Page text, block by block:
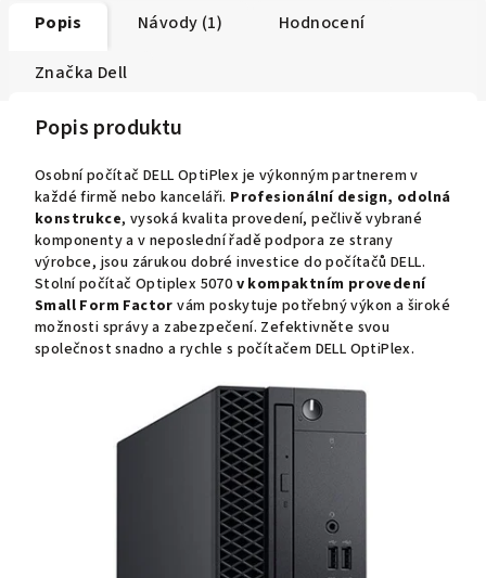
Popis Návody (1) Hodnocení
Značka Dell
Popis produktu
Osobní počítač DELL OptiPlex je výkonným partnerem v
každé firmě nebo kanceláři. Profesionální design, odolná
konstrukce, vysoká kvalita provedení, pečlivě vybrané
komponenty a v neposlední řadě podpora ze strany
výrobce, jsou zárukou dobré investice do počítačů DELL.
Stolní počítač Optiplex 5070 v kompaktním provedení
Small Form Factor vám poskytuje potřebný výkon a široké
možnosti správy a zabezpečení. Zefektivněte svou
společnost snadno a rychle s počítačem DELL OptiPlex.